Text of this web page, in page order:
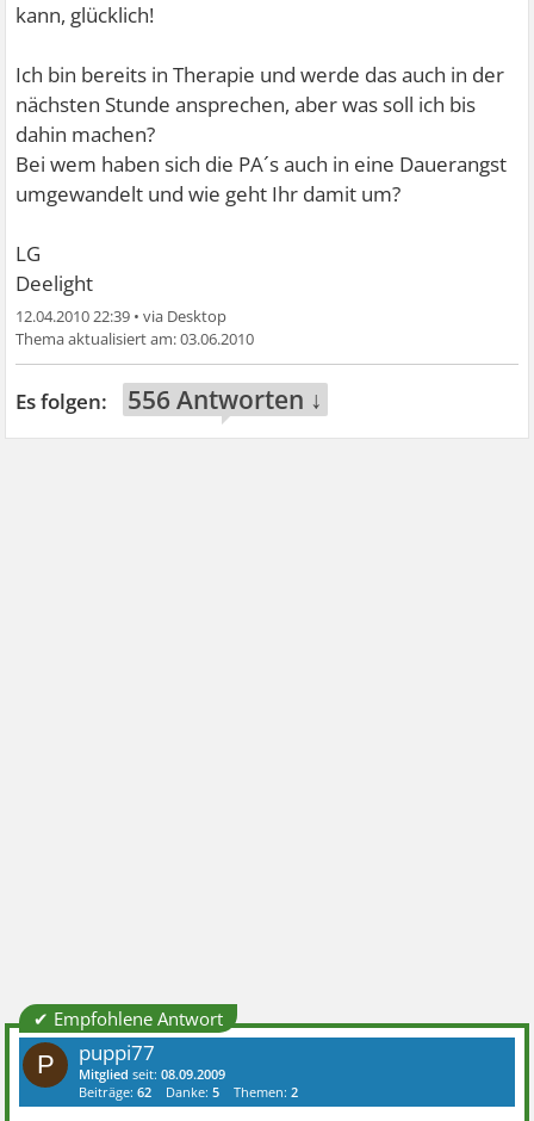
kann, glücklich!
Ich bin bereits in Therapie und werde das auch in der
nächsten Stunde ansprechen, aber was soll ich bis
dahin machen?
Bei wem haben sich die PA´s auch in eine Dauerangst
umgewandelt und wie geht Ihr damit um?
LG
Deelight
12.04.2010 22:39 •
03.06.2010
556 Antworten ↓
✔ Empfohlene Antwort
P puppi77
Mitglied seit:08.09.2009
Beiträge:62 Danke:5 Themen:2